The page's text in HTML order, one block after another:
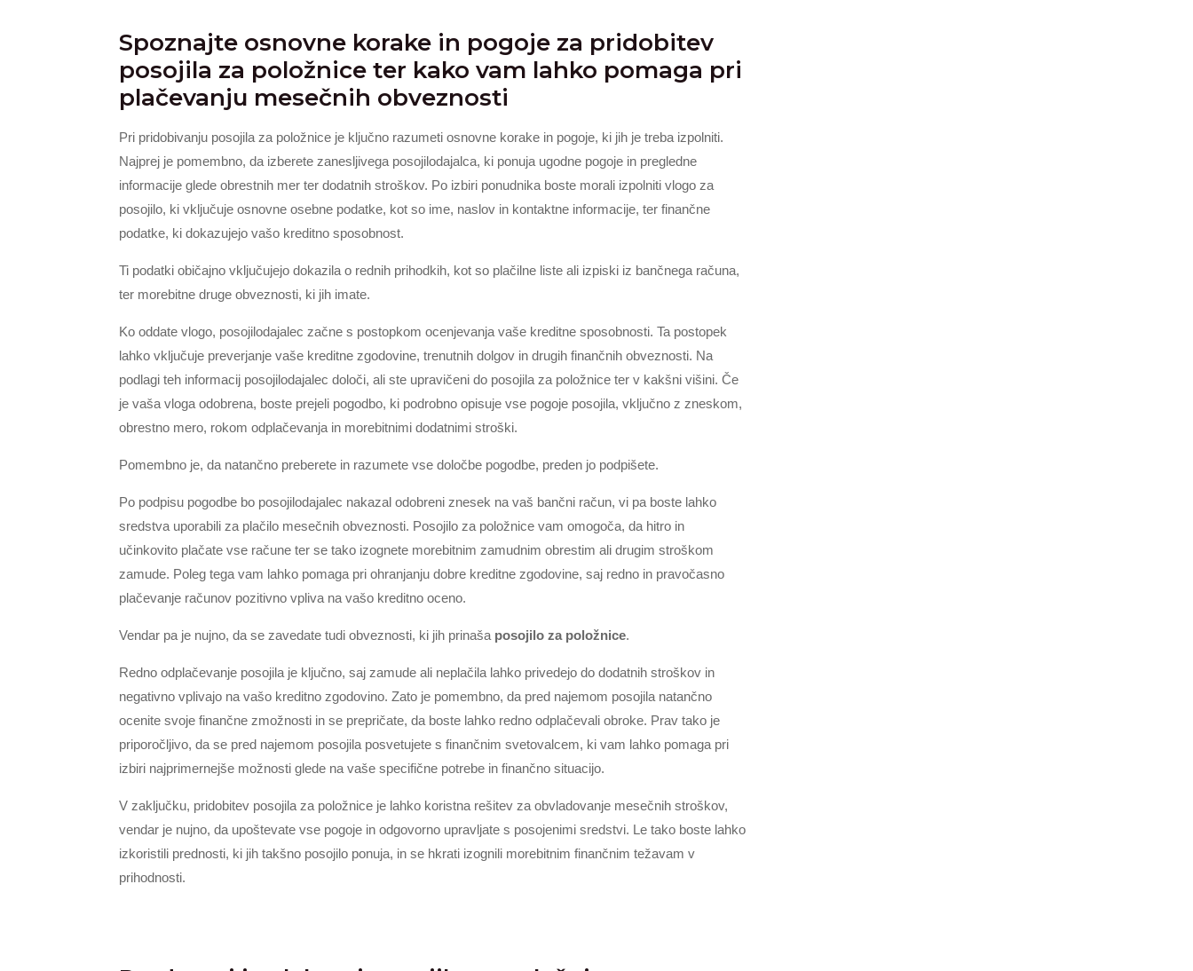
Spoznajte osnovne korake in pogoje za pridobitev
posojila za položnice ter kako vam lahko pomaga pri
plačevanju mesečnih obveznosti
Pri pridobivanju posojila za položnice je ključno razumeti osnovne korake in pogoje, ki jih je treba izpolniti.
Najprej je pomembno, da izberete zanesljivega posojilodajalca, ki ponuja ugodne pogoje in pregledne
informacije glede obrestnih mer ter dodatnih stroškov. Po izbiri ponudnika boste morali izpolniti vlogo za
posojilo, ki vključuje osnovne osebne podatke, kot so ime, naslov in kontaktne informacije, ter finančne
podatke, ki dokazujejo vašo kreditno sposobnost.
Ti podatki običajno vključujejo dokazila o rednih prihodkih, kot so plačilne liste ali izpiski iz bančnega računa,
ter morebitne druge obveznosti, ki jih imate.
Ko oddate vlogo, posojilodajalec začne s postopkom ocenjevanja vaše kreditne sposobnosti. Ta postopek
lahko vključuje preverjanje vaše kreditne zgodovine, trenutnih dolgov in drugih finančnih obveznosti. Na
podlagi teh informacij posojilodajalec določi, ali ste upravičeni do posojila za položnice ter v kakšni višini. Če
je vaša vloga odobrena, boste prejeli pogodbo, ki podrobno opisuje vse pogoje posojila, vključno z zneskom,
obrestno mero, rokom odplačevanja in morebitnimi dodatnimi stroški.
Pomembno je, da natančno preberete in razumete vse določbe pogodbe, preden jo podpišete.
Po podpisu pogodbe bo posojilodajalec nakazal odobreni znesek na vaš bančni račun, vi pa boste lahko
sredstva uporabili za plačilo mesečnih obveznosti. Posojilo za položnice vam omogoča, da hitro in
učinkovito plačate vse račune ter se tako izognete morebitnim zamudnim obrestim ali drugim stroškom
zamude. Poleg tega vam lahko pomaga pri ohranjanju dobre kreditne zgodovine, saj redno in pravočasno
plačevanje računov pozitivno vpliva na vašo kreditno oceno.
Vendar pa je nujno, da se zavedate tudi obveznosti, ki jih prinaša posojilo za položnice.
Redno odplačevanje posojila je ključno, saj zamude ali neplačila lahko privedejo do dodatnih stroškov in
negativno vplivajo na vašo kreditno zgodovino. Zato je pomembno, da pred najemom posojila natančno
ocenite svoje finančne zmožnosti in se prepričate, da boste lahko redno odplačevali obroke. Prav tako je
priporočljivo, da se pred najemom posojila posvetujete s finančnim svetovalcem, ki vam lahko pomaga pri
izbiri najprimernejše možnosti glede na vaše specifične potrebe in finančno situacijo.
V zaključku, pridobitev posojila za položnice je lahko koristna rešitev za obvladovanje mesečnih stroškov,
vendar je nujno, da upoštevate vse pogoje in odgovorno upravljate s posojenimi sredstvi. Le tako boste lahko
izkoristili prednosti, ki jih takšno posojilo ponuja, in se hkrati izognili morebitnim finančnim težavam v
prihodnosti.